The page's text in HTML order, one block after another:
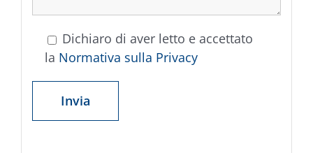
Dichiaro di aver letto e accettato
la Normativa sulla Privacy